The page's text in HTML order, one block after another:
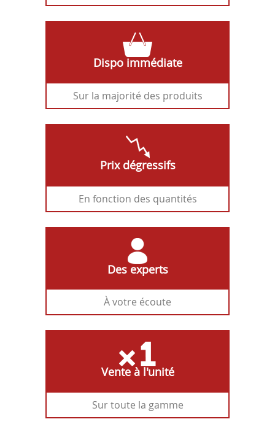
Dispo immédiate
Sur la majorité des produits
Prix dégressifs
En fonction des quantités
Des experts
À votre écoute
Vente à l'unité
Sur toute la gamme